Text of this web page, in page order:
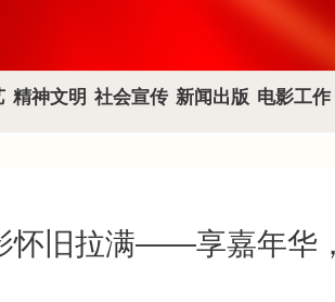
精神文明 社会宣传 新闻出版 电影工作
怀旧拉满——享嘉年华